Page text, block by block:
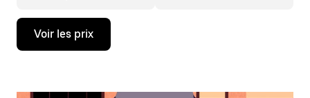
Appuyez
la
Voir les prix